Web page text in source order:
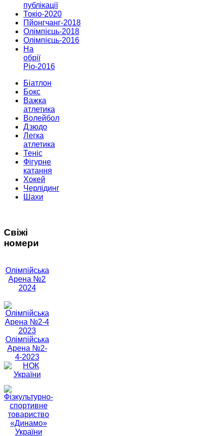
публікації
Токіо-2020
Пйонгчанг-2018
Олімпієць-2018
Олімпієць-2016
На
обрії
Ріо-2016
Біатлон
Бокс
Важка
атлетика
Волейбол
Дзюдо
Легка
атлетика
Теніс
Фігурне
катання
Хокей
Черлідинг
Шахи
Свіжі
номери
Олімпійська
Арена №2
2024
Олімпійська
Арена №2-
4-2023